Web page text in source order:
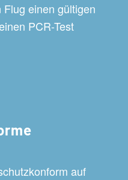
einen gültigen
PCR-Test
auf